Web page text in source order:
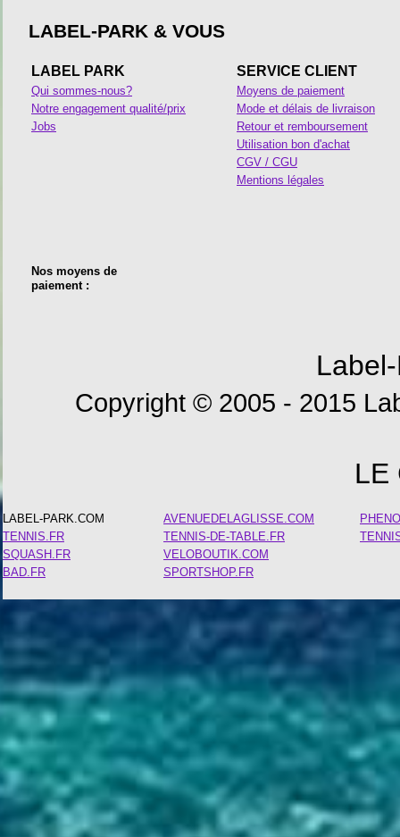
LABEL-PARK & VOUS
LABEL PARK
Qui sommes-nous?
Notre engagement qualité/prix
Jobs
SERVICE CLIENT
Moyens de paiement
Mode et délais de livraison
Retour et remboursement
Utilisation bon d'achat
CGV / CGU
Mentions légales
Nos moyens de
paiement :
Copyright © 2005 - 2015
LE
LABEL-PARK.COM
TENNIS.FR
SQUASH.FR
BAD.FR
AVENUEDELAGLISSE.COM
TENNIS-DE-TABLE.FR
VELOBOUTIK.COM
SPORTSHOP.FR